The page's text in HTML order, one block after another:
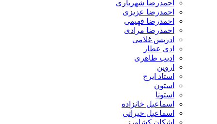
احمدرضا شهریاری
احمدرضا عزیزی
احمدرضا فهیمی
احمدرضا مرادی
ادریس غلامی
ادی عطار
ادیب طاهری
اروین
استاد ایرج
استون
استونا
اسماعیل خانزاده
اسماعیل خیراتی